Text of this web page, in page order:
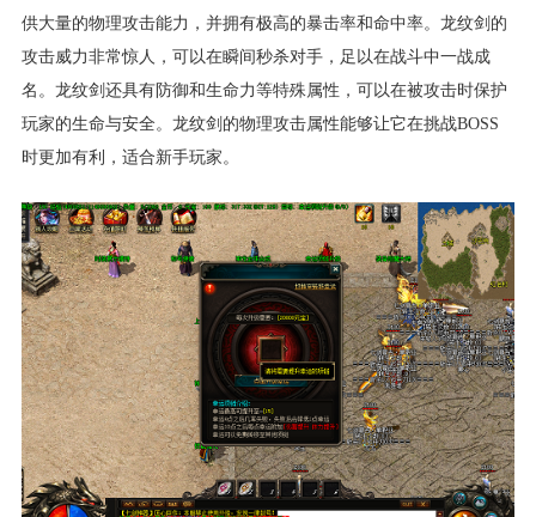
供大量的物理攻击能力，并拥有极高的暴击率和命中率。龙纹剑的
攻击威力非常惊人，可以在瞬间秒杀对手，足以在战斗中一战成
名。龙纹剑还具有防御和生命力等特殊属性，可以在被攻击时保护
玩家的生命与安全。龙纹剑的物理攻击属性能够让它在挑战BOSS
时更加有利，适合新手玩家。